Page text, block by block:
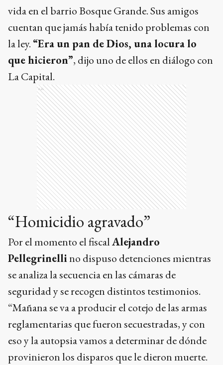
vida en el barrio Bosque Grande. Sus amigos
cuentan que jamás había tenido problemas con
la ley. “Era un pan de Dios, una locura lo
que hicieron”, dijo uno de ellos en diálogo con
La Capital.
Ads
“Homicidio agravado”
Por el momento el fiscalAlejandro
Pellegrinellino dispuso detenciones mientras
se analiza la secuencia en las cámaras de
seguridad y se recogen distintos testimonios.
“Mañana se va a producir el cotejo de las armas
reglamentarias que fueron secuestradas, y con
eso y la autopsia vamos a determinar de dónde
provinieron los disparos que le dieron muerte.